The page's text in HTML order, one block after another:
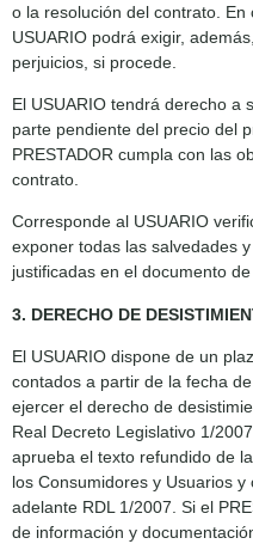
o la resolución del contrato.
USUARIO podrá exigir,
perjuicios, si procede.
El USUARIO tendrá derecho a
parte pendiente del precio del
PRESTADOR cumpla con las
contrato.
Corresponde al USUARIO
exponer todas las salvedades
justificadas en el documento
3. DERECHO DE
El USUARIO dispone de un
contados a partir de la fecha
ejercer el derecho de
Real Decreto Legislativo 1/
aprueba el texto refundido de
los Consumidores y Usuarios
adelante RDL 1/2007. Si el
de información y